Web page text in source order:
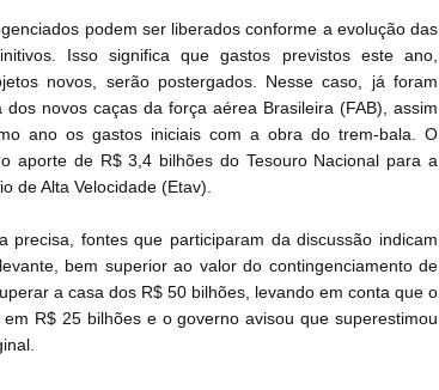
podem ser liberados conforme a evolução das
Isso significa que gastos previstos este ano,
novos, serão postergados. Nesse caso, já foram
novos caças da força aérea Brasileira (FAB), assim
ano os gastos iniciais com a obra do trem-bala. O
aporte de R$ 3,4 bilhões do Tesouro Nacional para a
de Alta Velocidade (Etav).
precisa, fontes que participaram da discussão indicam
bem superior ao valor do contingenciamento de
a casa dos R$ 50 bilhões, levando em conta que o
R$ 25 bilhões e o governo avisou que superestimou